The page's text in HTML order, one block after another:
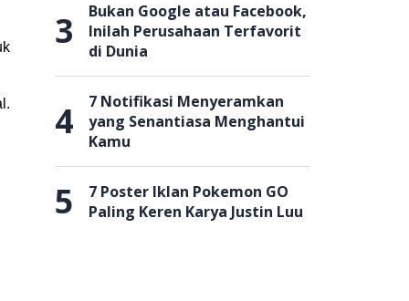
3
Bukan Google atau Facebook,
Inilah Perusahaan Terfavorit
di Dunia
4
7 Notifikasi Menyeramkan
yang Senantiasa Menghantui
Kamu
5
7 Poster Iklan Pokemon GO
Paling Keren Karya Justin Luu